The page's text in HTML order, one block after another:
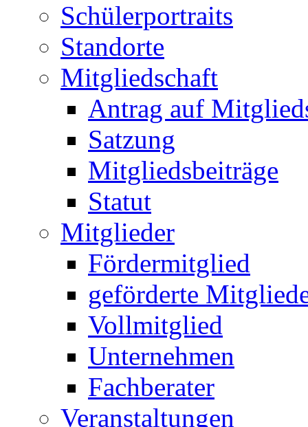
Schülerportraits
Standorte
Mitgliedschaft
Antrag auf
Satzung
Mitgliedsbeiträge
Statut
Mitglieder
Fördermitglied
geförderte
Vollmitglied
Unternehmen
Fachberater
Veranstaltungen